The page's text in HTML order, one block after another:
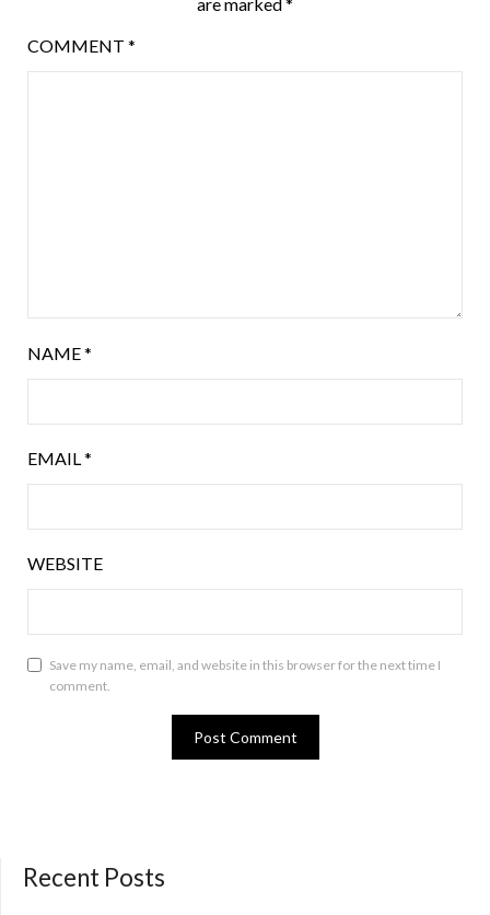
COMMENT *
NAME*
EMAIL*
WEBSITE
Save my name, email, and website in this browser for the next time I
comment.
Recent Posts